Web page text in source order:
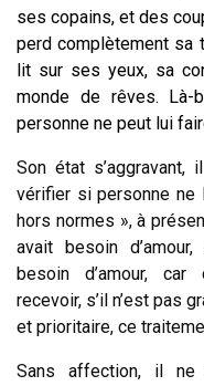
ses copains, et des
perd complètement sa
lit sur ses yeux, sa
monde de rêves.
personne ne peut lui
Son état s’aggravant,
vérifier si personne ne
hors normes », à
avait besoin
besoin d’amour, car
recevoir, s’il n’est pas
et prioritaire, ce
Sans affection, il ne